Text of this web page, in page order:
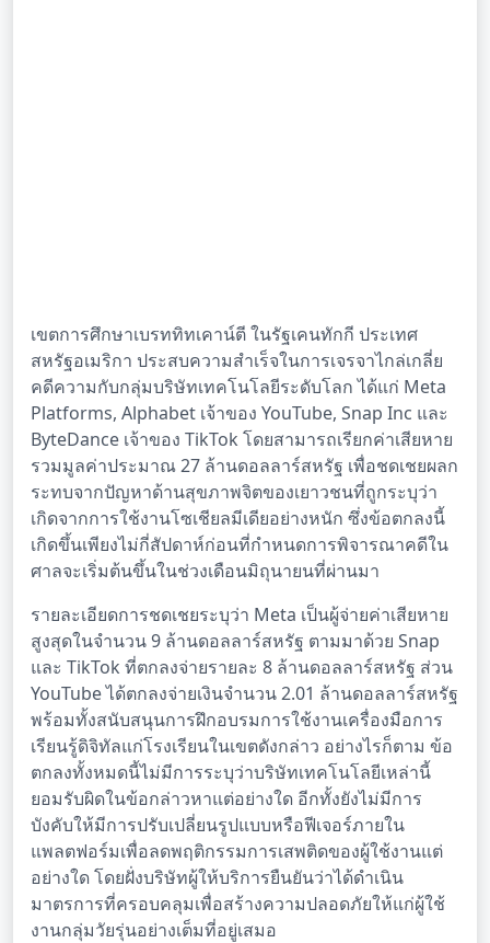
เขตการศึกษาเบรททิทเคาน์ตี ในรัฐเคนทักกี ประเทศ
สหรัฐอเมริกา ประสบความสำเร็จในการเจรจาไกล่เกลี่ย
คดีความกับกลุ่มบริษัทเทคโนโลยีระดับโลก ได้แก่ Meta
Platforms, Alphabet เจ้าของ YouTube, Snap Inc และ
ByteDance เจ้าของ TikTok โดยสามารถเรียกค่าเสียหาย
รวมมูลค่าประมาณ 27 ล้านดอลลาร์สหรัฐ เพื่อชดเชยผลก
ระทบจากปัญหาด้านสุขภาพจิตของเยาวชนที่ถูกระบุว่า
เกิดจากการใช้งานโซเชียลมีเดียอย่างหนัก ซึ่งข้อตกลงนี้
เกิดขึ้นเพียงไม่กี่สัปดาห์ก่อนที่กำหนดการพิจารณาคดีใน
ศาลจะเริ่มต้นขึ้นในช่วงเดือนมิถุนายนที่ผ่านมา
รายละเอียดการชดเชยระบุว่า Meta เป็นผู้จ่ายค่าเสียหาย
สูงสุดในจำนวน 9 ล้านดอลลาร์สหรัฐ ตามมาด้วย Snap
และ TikTok ที่ตกลงจ่ายรายละ 8 ล้านดอลลาร์สหรัฐ ส่วน
YouTube ได้ตกลงจ่ายเงินจำนวน 2.01 ล้านดอลลาร์สหรัฐ
พร้อมทั้งสนับสนุนการฝึกอบรมการใช้งานเครื่องมือการ
เรียนรู้ดิจิทัลแก่โรงเรียนในเขตดังกล่าว อย่างไรก็ตาม ข้อ
ตกลงทั้งหมดนี้ไม่มีการระบุว่าบริษัทเทคโนโลยีเหล่านี้
ยอมรับผิดในข้อกล่าวหาแต่อย่างใด อีกทั้งยังไม่มีการ
บังคับให้มีการปรับเปลี่ยนรูปแบบหรือฟีเจอร์ภายใน
แพลตฟอร์มเพื่อลดพฤติกรรมการเสพติดของผู้ใช้งานแต่
อย่างใด โดยฝั่งบริษัทผู้ให้บริการยืนยันว่าได้ดำเนิน
มาตรการที่ครอบคลุมเพื่อสร้างความปลอดภัยให้แก่ผู้ใช้
งานกลุ่มวัยรุ่นอย่างเต็มที่อยู่เสมอ